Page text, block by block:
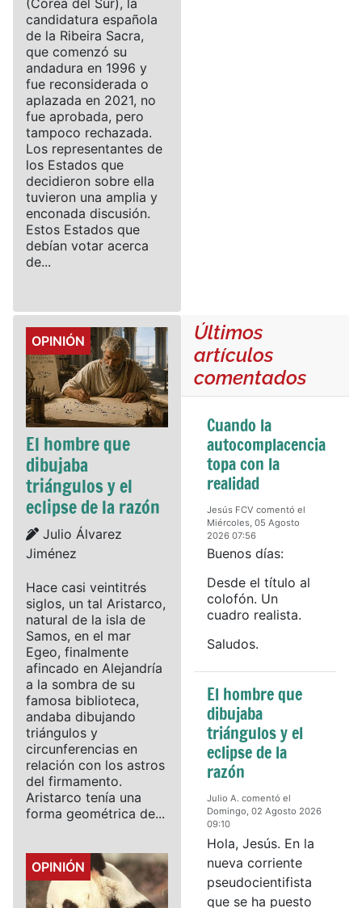
(Corea del Sur), la
candidatura española
de la Ribeira Sacra,
que comenzó su
andadura en 1996 y
fue reconsiderada o
aplazada en 2021, no
fue aprobada, pero
tampoco rechazada.
Los representantes de
los Estados que
decidieron sobre ella
tuvieron una amplia y
enconada discusión.
Estos Estados que
debían votar acerca
de...
Details
OPINIÓN
El hombre que
dibujaba
triángulos y el
eclipse de la razón
Details
Julio Álvarez
Jiménez
Hace casi veintitrés
siglos, un tal Aristarco,
natural de la isla de
Samos, en el mar
Egeo, finalmente
afincado en Alejandría
a la sombra de su
famosa biblioteca,
andaba dibujando
triángulos y
circunferencias en
relación con los astros
del firmamento.
Aristarco tenía una
forma geométrica de...
Details
OPINIÓN
Últimos
artículos
comentados
Cuando la
autocomplacencia
topa con la
realidad
Jesús FCV comentó el
Miércoles, 05 Agosto
2026 07:56
Buenos días:
Desde el título al
colofón. Un
cuadro realista.
Saludos.
El hombre que
dibujaba
triángulos y el
eclipse de la
razón
Julio A. comentó el
Domingo, 02 Agosto 2026
09:10
Hola, Jesús. En la
nueva corriente
pseudocientifista
que se ha puesto